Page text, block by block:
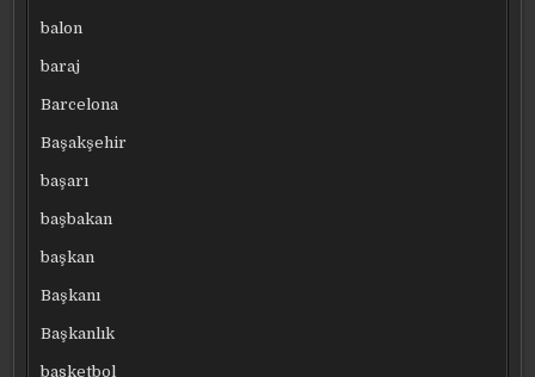
balon
baraj
Barcelona
Başakşehir
başarı
başbakan
başkan
Başkanı
Başkanlık
basketbol